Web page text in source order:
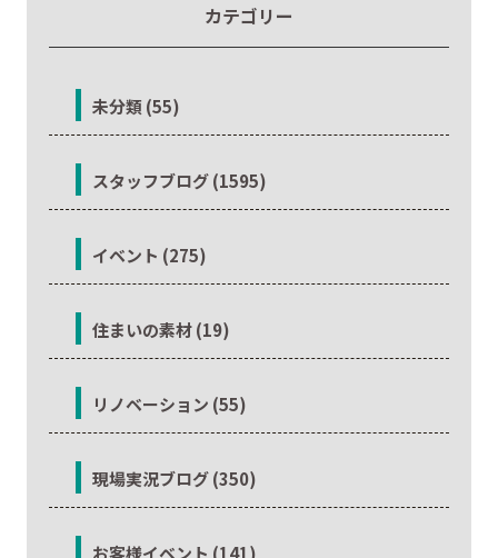
カテゴリー
未分類 (55)
スタッフブログ (1595)
イベント (275)
住まいの素材 (19)
リノベーション (55)
現場実況ブログ (350)
お客様イベント (141)